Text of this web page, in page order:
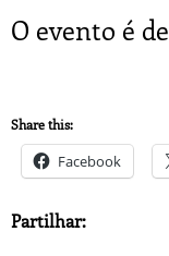
O evento é
Share this:
Facebook
Partilhar: